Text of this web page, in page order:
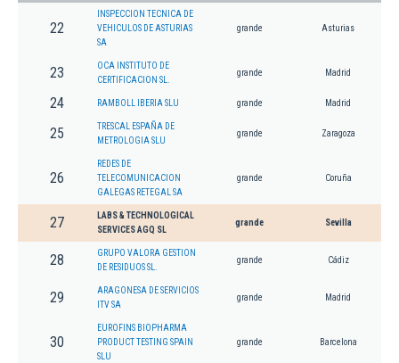
22
INSPECCION TECNICA DE
VEHICULOS DE ASTURIAS
SA
grande Asturias
23
OCA INSTITUTO DE
CERTIFICACION SL.
grande Madrid
24 RAMBOLL IBERIA SLU grande Madrid
25
TRESCAL ESPAÑA DE
METROLOGIA SLU
grande Zaragoza
26
REDES DE
TELECOMUNICACION
GALEGAS RETEGAL SA
grande Coruña
27
LABS & TECHNOLOGICAL
SERVICES AGQ SL
grande Sevilla
28
GRUPO VALORA GESTION
DE RESIDUOS SL.
grande Cádiz
29
ARAGONESA DE SERVICIOS
ITV SA
grande Madrid
30
EUROFINS BIOPHARMA
PRODUCT TESTING SPAIN
SLU
grande Barcelona